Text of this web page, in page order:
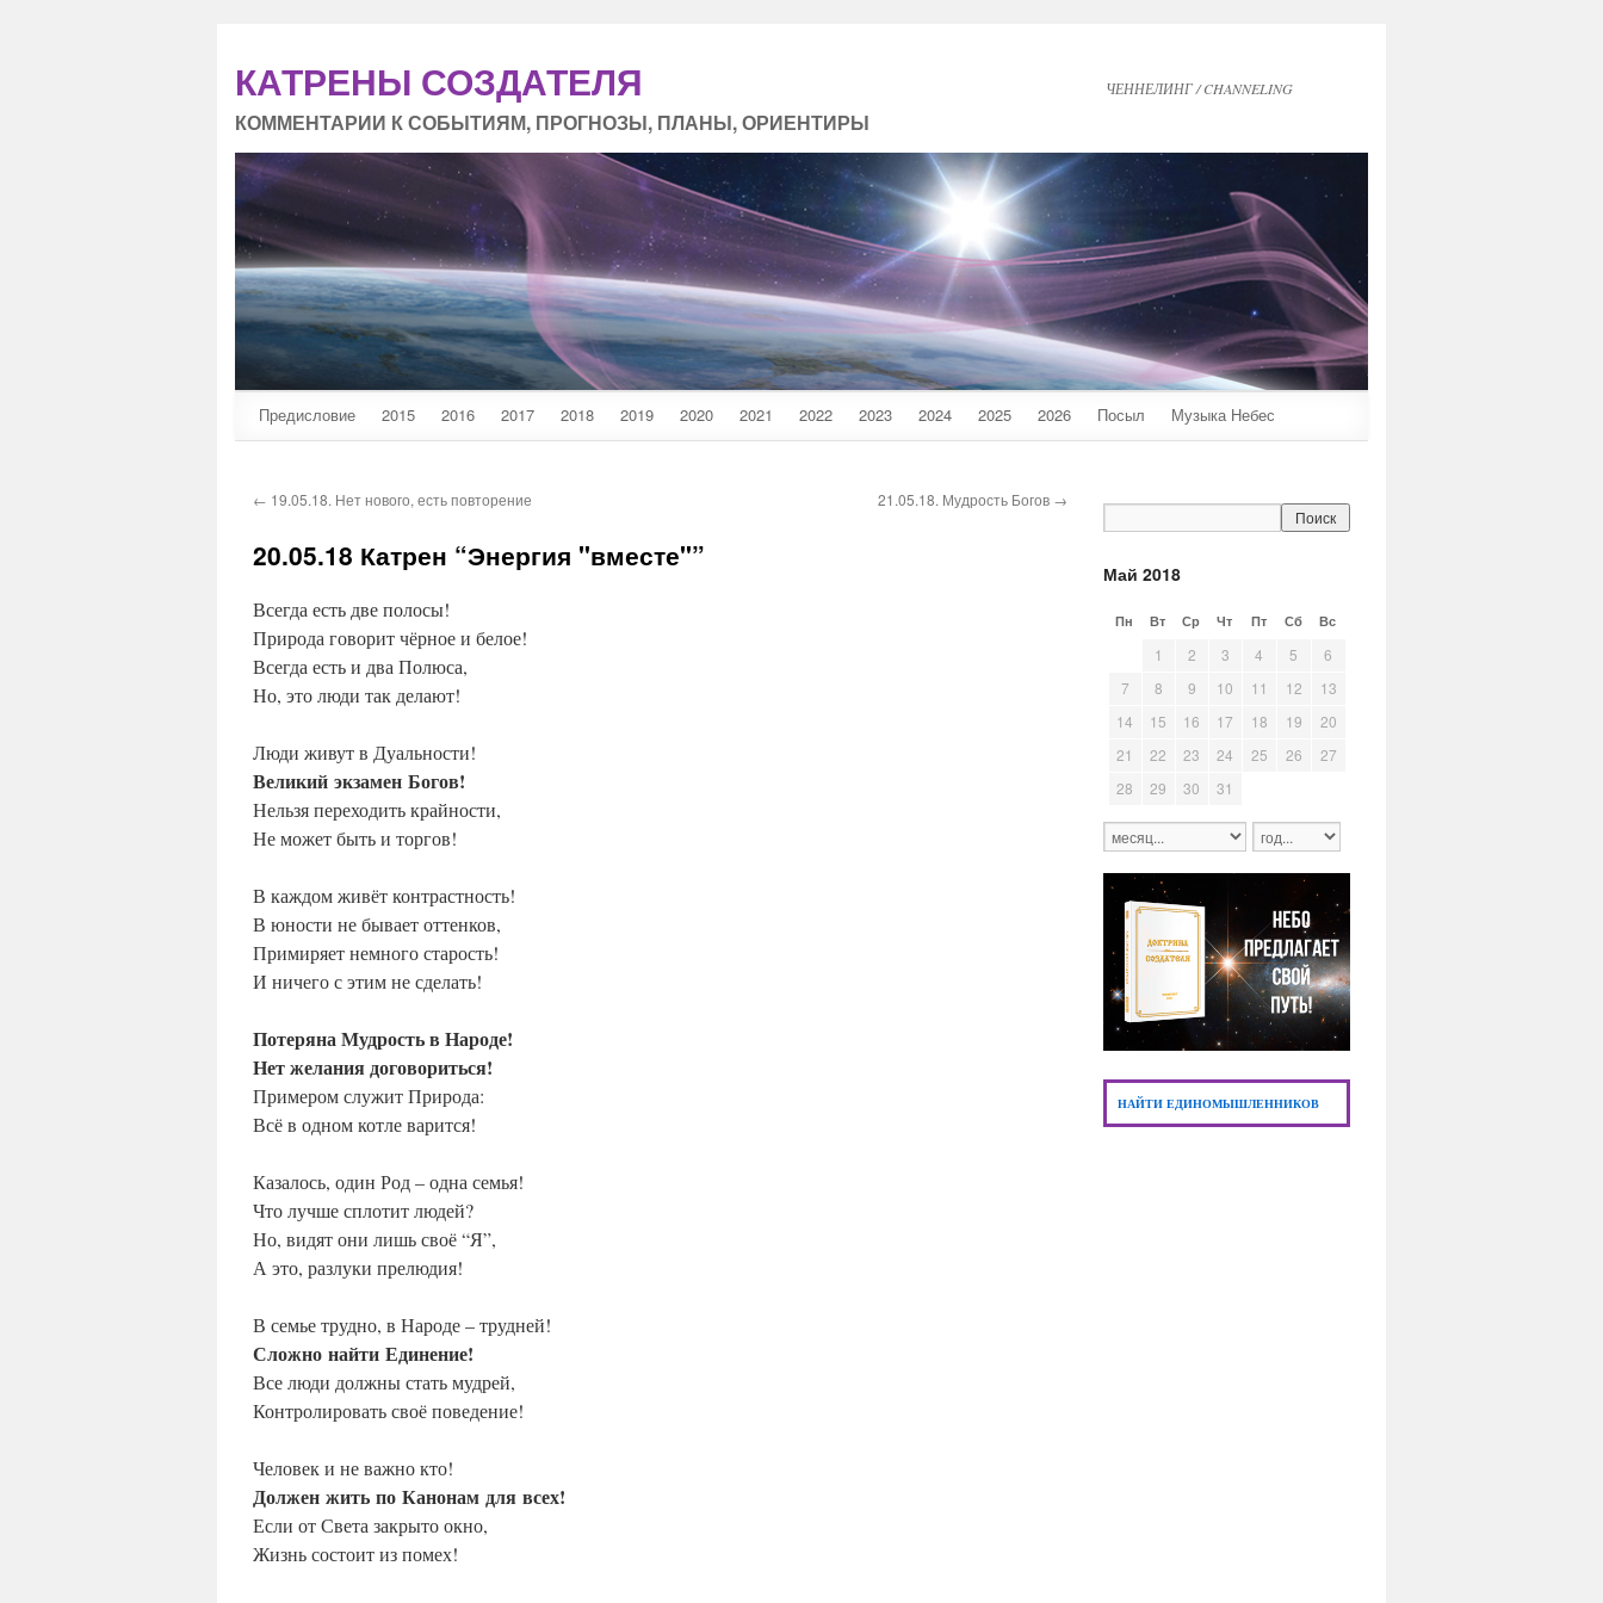
ЧЕННЕЛИНГ / CHANNELING
КАТРЕНЫ СОЗДАТЕЛЯ
КОММЕНТАРИИ К СОБЫТИЯМ, ПРОГНОЗЫ, ПЛАНЫ, ОРИЕНТИРЫ
Предисловие 2015 2016 2017 2018 2019 2020 2021 2022 2023 2024 2025 2026 Посыл Музыка Небес
Май 2018
Пн Вт Ср Чт Пт Сб Вс
1 2 3 4 5
6
7
8 9 10 11 12
13
14
15 16 17 18 19
20
21
22 23 24 25 26
27
28
29 30 31
НАЙТИ ЕДИНОМЫШЛЕННИКОВ
← 19.05.18. Нет нового, есть повторение 21.05.18. Мудрость Богов →
20.05.18 Катрен “Энергия "вместе"”
Всегда есть две полосы!
Природа говорит чёрное и белое!
Всегда есть и два Полюса,
Но, это люди так делают!
Люди живут в Дуальности!
Великий экзамен Богов!
Нельзя переходить крайности,
Не может быть и торгов!
В каждом живёт контрастность!
В юности не бывает оттенков,
Примиряет немного старость!
И ничего с этим не сделать!
Потеряна Мудрость в Народе!
Нет желания договориться!
Примером служит Природа:
Всё в одном котле варится!
Казалось, один Род – одна семья!
Что лучше сплотит людей?
Но, видят они лишь своё “Я”,
А это, разлуки прелюдия!
В семье трудно, в Народе – трудней!
Сложно найти Единение!
Все люди должны стать мудрей,
Контролировать своё поведение!
Человек и не важно кто!
Должен жить по Канонам для всех!
Если от Света закрыто окно,
Жизнь состоит из помех!